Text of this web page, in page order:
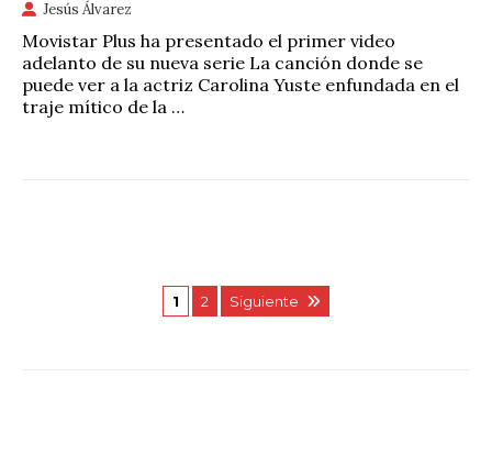
Jesús Álvarez
Movistar Plus ha presentado el primer video
adelanto de su nueva serie La canción donde se
puede ver a la actriz Carolina Yuste enfundada en el
traje mítico de la …
1 2 Siguiente